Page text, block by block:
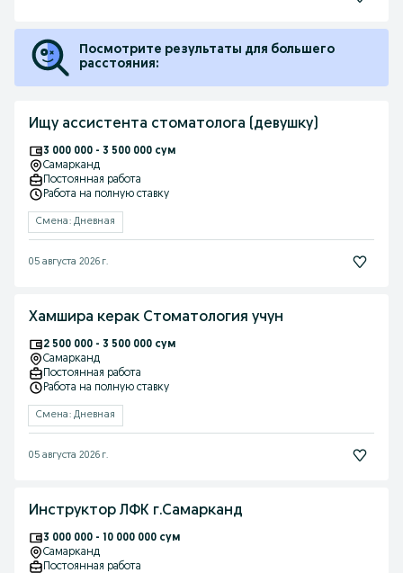
Посмотрите результаты для большего
расстояния:
Ищу ассистента стоматолога (девушку)
3 000 000 - 3 500 000 сум
Самарканд
Постоянная работа
Работа на полную ставку
Смена: Дневная
05 августа 2026 г.
Хамшира керак Стоматология учун
2 500 000 - 3 500 000 сум
Самарканд
Постоянная работа
Работа на полную ставку
Смена: Дневная
05 августа 2026 г.
Инструктор ЛФК г.Самарканд
3 000 000 - 10 000 000 сум
Самарканд
Постоянная работа